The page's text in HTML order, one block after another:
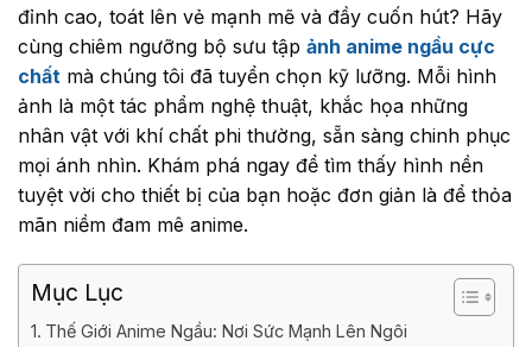
đỉnh cao, toát lên vẻ mạnh mẽ và đầy cuốn hút? Hãy
cùng chiêm ngưỡng bộ sưu tập ảnh anime ngầu cực
chất mà chúng tôi đã tuyển chọn kỹ lưỡng. Mỗi hình
ảnh là một tác phẩm nghệ thuật, khắc họa những
nhân vật với khí chất phi thường, sẵn sàng chinh phục
mọi ánh nhìn. Khám phá ngay để tìm thấy hình nền
tuyệt vời cho thiết bị của bạn hoặc đơn giản là để thỏa
mãn niềm đam mê anime.
Mục Lục
Thế Giới Anime Ngầu: Nơi Sức Mạnh Lên Ngôi